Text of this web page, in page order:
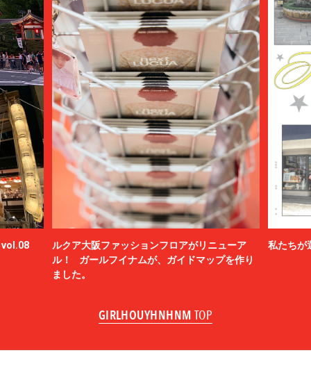
vol.08
ルクア大阪ファッションフロアがリニューア
ル！ ガールフイナムが、ガイドマップを作り
ました。
私たちが
GIRLHOUYHNHNM TOP